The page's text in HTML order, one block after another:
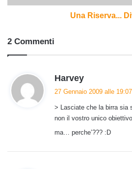
Una Riserva...
2 Commenti
Harvey
e
t
t
27 Gennaio 2009 alle 19:07
> Lasciate che la birra sia
non il vostro unico
ma… perche’??? :D